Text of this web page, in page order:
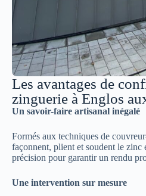
Les avantages de
zinguerie à Englos
Un savoir-faire artisanal inégalé
Formés aux techniques de
façonnent, plient et soudent le zinc
précision pour garantir un rendu
Une intervention sur mesure